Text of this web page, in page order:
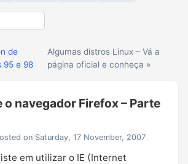
de
95 e 98
Algumas distros Linux – Vá a
página oficial e conheça »
o navegador Firefox – Parte
on Saturday, 17 November, 2007
em utilizar o IE (Internet